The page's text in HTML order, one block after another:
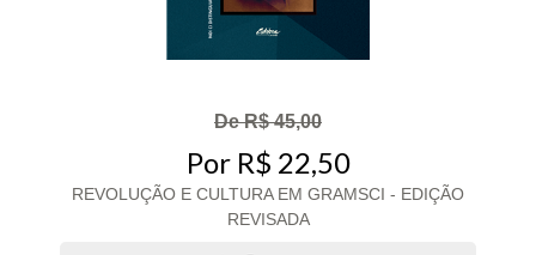
De R$ 45,00
Por R$ 22,50
REVOLUÇÃO E CULTURA EM GRAMSCI - EDIÇÃO
REVISADA